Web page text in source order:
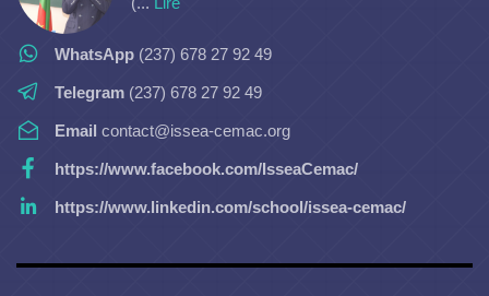
WhatsApp (237) 678 27 92 49
Telegram (237) 678 27 92 49
Email contact@issea-cemac.org
https://www.facebook.com/IsseaCemac/
https://www.linkedin.com/school/issea-cemac/